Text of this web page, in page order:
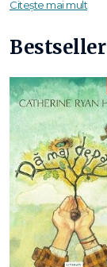
Citește mai mult
Bestseller